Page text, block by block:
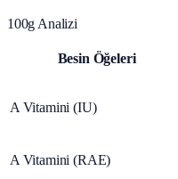
100g Analizi
Besin Öğeleri
A Vitamini (IU)
A Vitamini (RAE)